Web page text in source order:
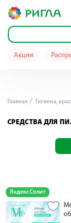
Акции
Главная Гигиена,
СРЕДСТВА ДЛЯ
Яндекс Сплит